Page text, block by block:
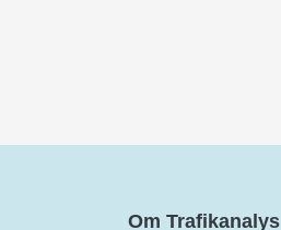
Om Trafikanalys